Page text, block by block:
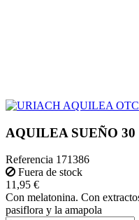
AQUILEA SUEÑO
Referencia 171386
Fuera de stock
11,95 €
Con melatonina. Con
pasiflora y la amapola